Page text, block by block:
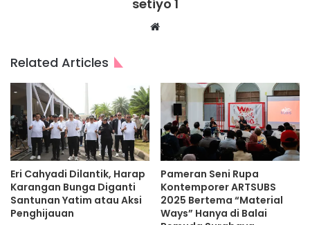
setiyo 1
Website
Related Articles
Eri Cahyadi Dilantik, Harap
Karangan Bunga Diganti
Santunan Yatim atau Aksi
Penghijauan
Pameran Seni Rupa
Kontemporer ARTSUBS
2025 Bertema “Material
Ways” Hanya di Balai